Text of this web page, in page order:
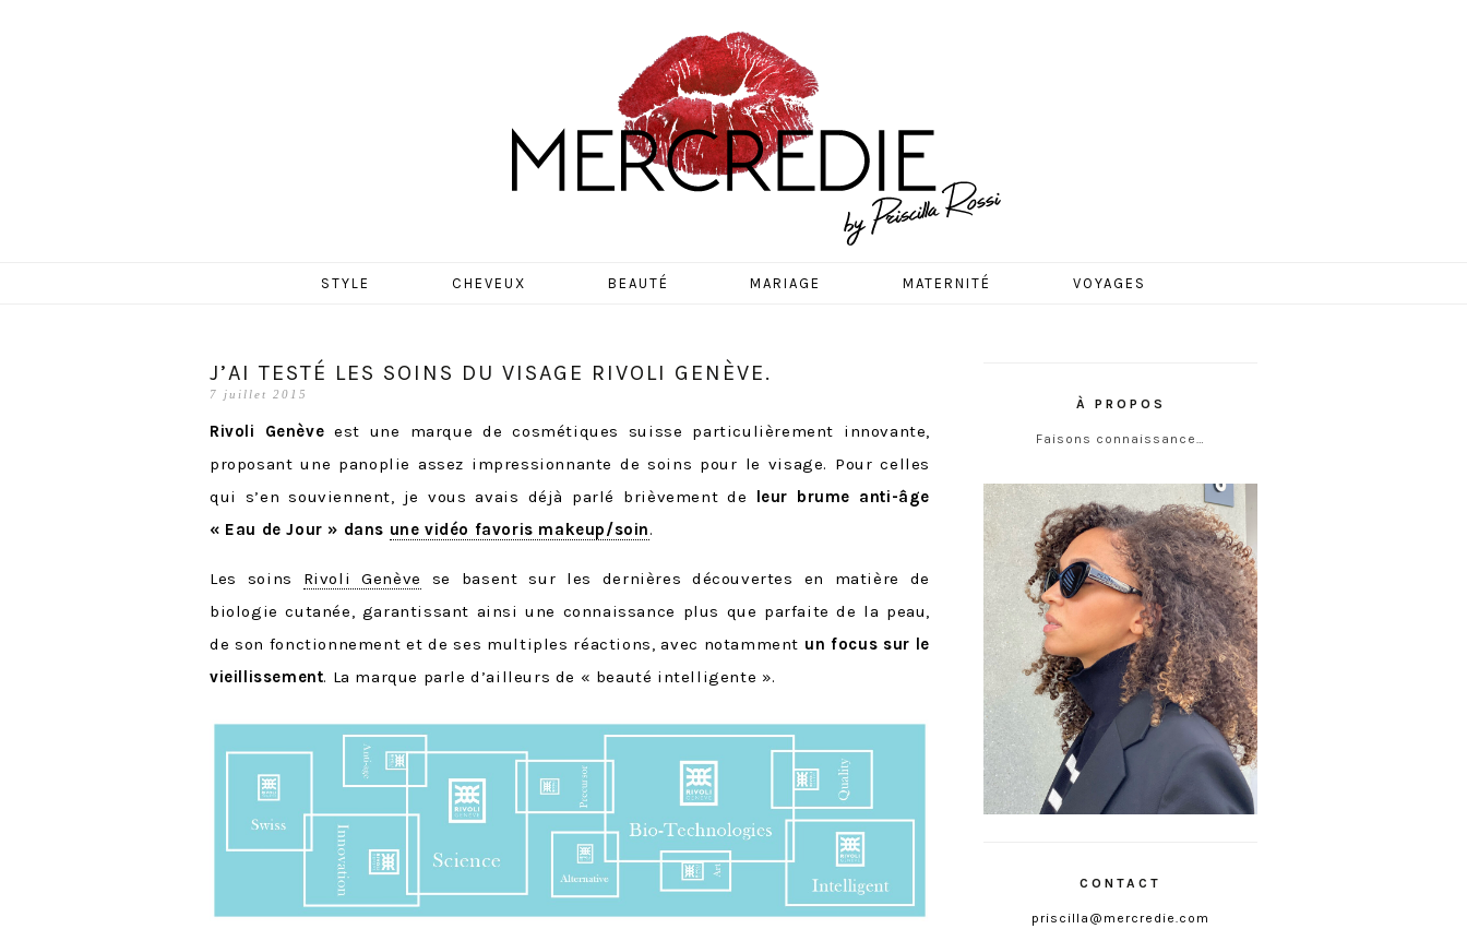
MERCREDIE
STYLE CHEVEUX BEAUTÉ MARIAGE MATERNITÉ VOYAGES
J’AI TESTÉ LES SOINS DU VISAGE RIVOLI GENÈVE.
7 juillet 2015
Rivoli Genève est une marque de cosmétiques suisse particulièrement innovante,
proposant une panoplie assez impressionnante de soins pour le visage. Pour celles
qui s’en souviennent, je vous avais déjà parlé brièvement de leur brume anti-âge
« Eau de Jour » dans une vidéo favoris makeup/soin.
Les soins Rivoli Genève se basent sur les dernières découvertes en matière de
biologie cutanée, garantissant ainsi une connaissance plus que parfaite de la peau,
de son fonctionnement et de ses multiples réactions, avec notamment un focus sur le
vieillissement. La marque parle d’ailleurs de « beauté intelligente ».
À PROPOS
Faisons connaissance…
CONTACT
priscilla@mercredie.com